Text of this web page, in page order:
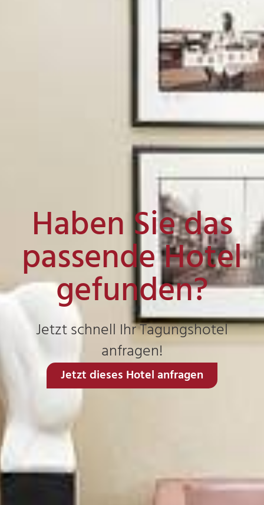
Haben Sie das
passende Hotel
gefunden?
Jetzt schnell Ihr Tagungshotel
anfragen!
Jetzt dieses Hotel anfragen